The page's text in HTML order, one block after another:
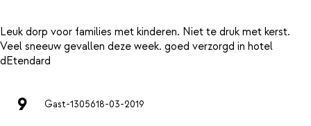
Leuk dorp voor families met kinderen. Niet te druk met kerst.
Veel sneeuw gevallen deze week. goed verzorgd in hotel
9 Gast-1305618-03-2019